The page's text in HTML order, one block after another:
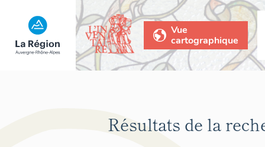
Vue
cartographique
Résultats de la